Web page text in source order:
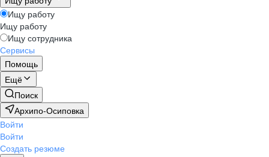
Ищу работу
Ищу работу
Ищу сотрудника
Сервисы
Помощь
Ещё
Поиск
Архипо-Осиповка
Войти
Войти
Создать резюме